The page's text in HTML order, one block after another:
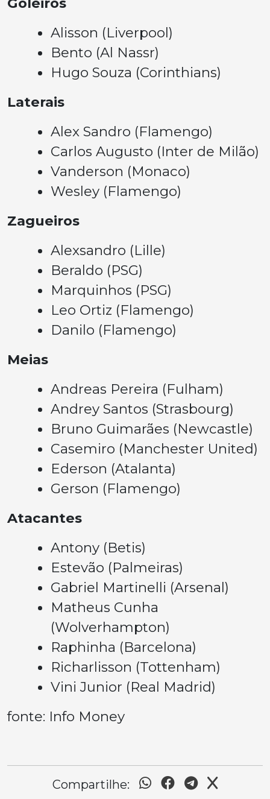
Alisson (Liverpool)
Bento (Al Nassr)
Hugo Souza (Corinthians)
Laterais
Alex Sandro (Flamengo)
Carlos Augusto (Inter de Milão)
Vanderson (Monaco)
Wesley (Flamengo)
Zagueiros
Alexsandro (Lille)
Beraldo (PSG)
Marquinhos (PSG)
Leo Ortiz (Flamengo)
Danilo (Flamengo)
Meias
Andreas Pereira (Fulham)
Andrey Santos (Strasbourg)
Bruno Guimarães (Newcastle)
Casemiro (Manchester United)
Ederson (Atalanta)
Gerson (Flamengo)
Atacantes
Antony (Betis)
Estevão (Palmeiras)
Gabriel Martinelli (Arsenal)
Matheus Cunha
(Wolverhampton)
Raphinha (Barcelona)
Richarlisson (Tottenham)
Vini Junior (Real Madrid)
fonte: Info Money
Compartilhe: